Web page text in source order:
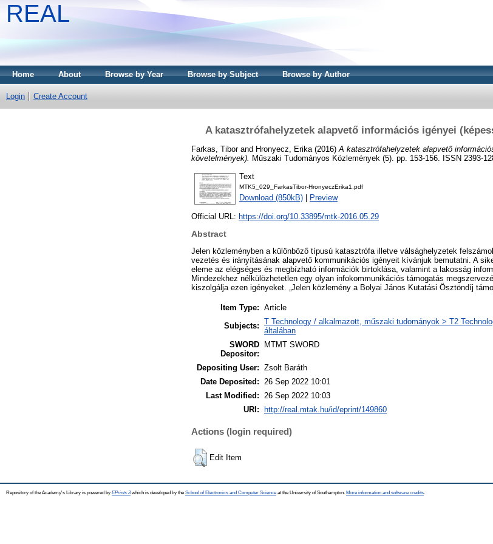
REAL
Home About Browse by Year Browse by Subject Browse by Author
Login Create Account
A katasztrófahelyzetek alapvető információs igényei
Farkas, Tiborand Hronyecz, Erika (2016) A katasztrófahelyzetek alapvető
követelmények). Műszaki Tudományos Közlemények (5). pp. 153-156. ISSN 2393-
Text
MTK5_029_FarkasTibor-HronyeczErika1.pdf
Download (850kB) Preview
Official URL: https://doi.org/10.33895/mtk-2016.05.29
Abstract
Jelen közleményben a különböző típusú katasztrófa illetve válsághelyzetek
vezetés és irányításának alapvető kommunikációs igényeit kívánjuk bemutatni. A
eleme az elégséges és megbízható információk birtoklása, valamint a lakosság
Mindezekhez nélkülözhetetlen egy olyan infokommunikációs támogatás
kiszolgálja ezen igényeket. „Jelen közlemény a Bolyai János Kutatási Ösztöndíj
Item Type: Article
Subjects: T Technology / alkalmazott, műszaki tudományok > T2
általában
SWORD
Depositor:
MTMT SWORD
Depositing User: Zsolt Baráth
Date Deposited:
26 Sep 2022 10:01
Last Modified:
26 Sep 2022 10:03
URI:
http://real.mtak.hu/id/eprint/149860
Actions (login required)
Edit Item
Repository of the Academy's Library is powered by EPrints 3which is developed by the School of Electronics and Computer Science at the University of Southampton. More information and software credits